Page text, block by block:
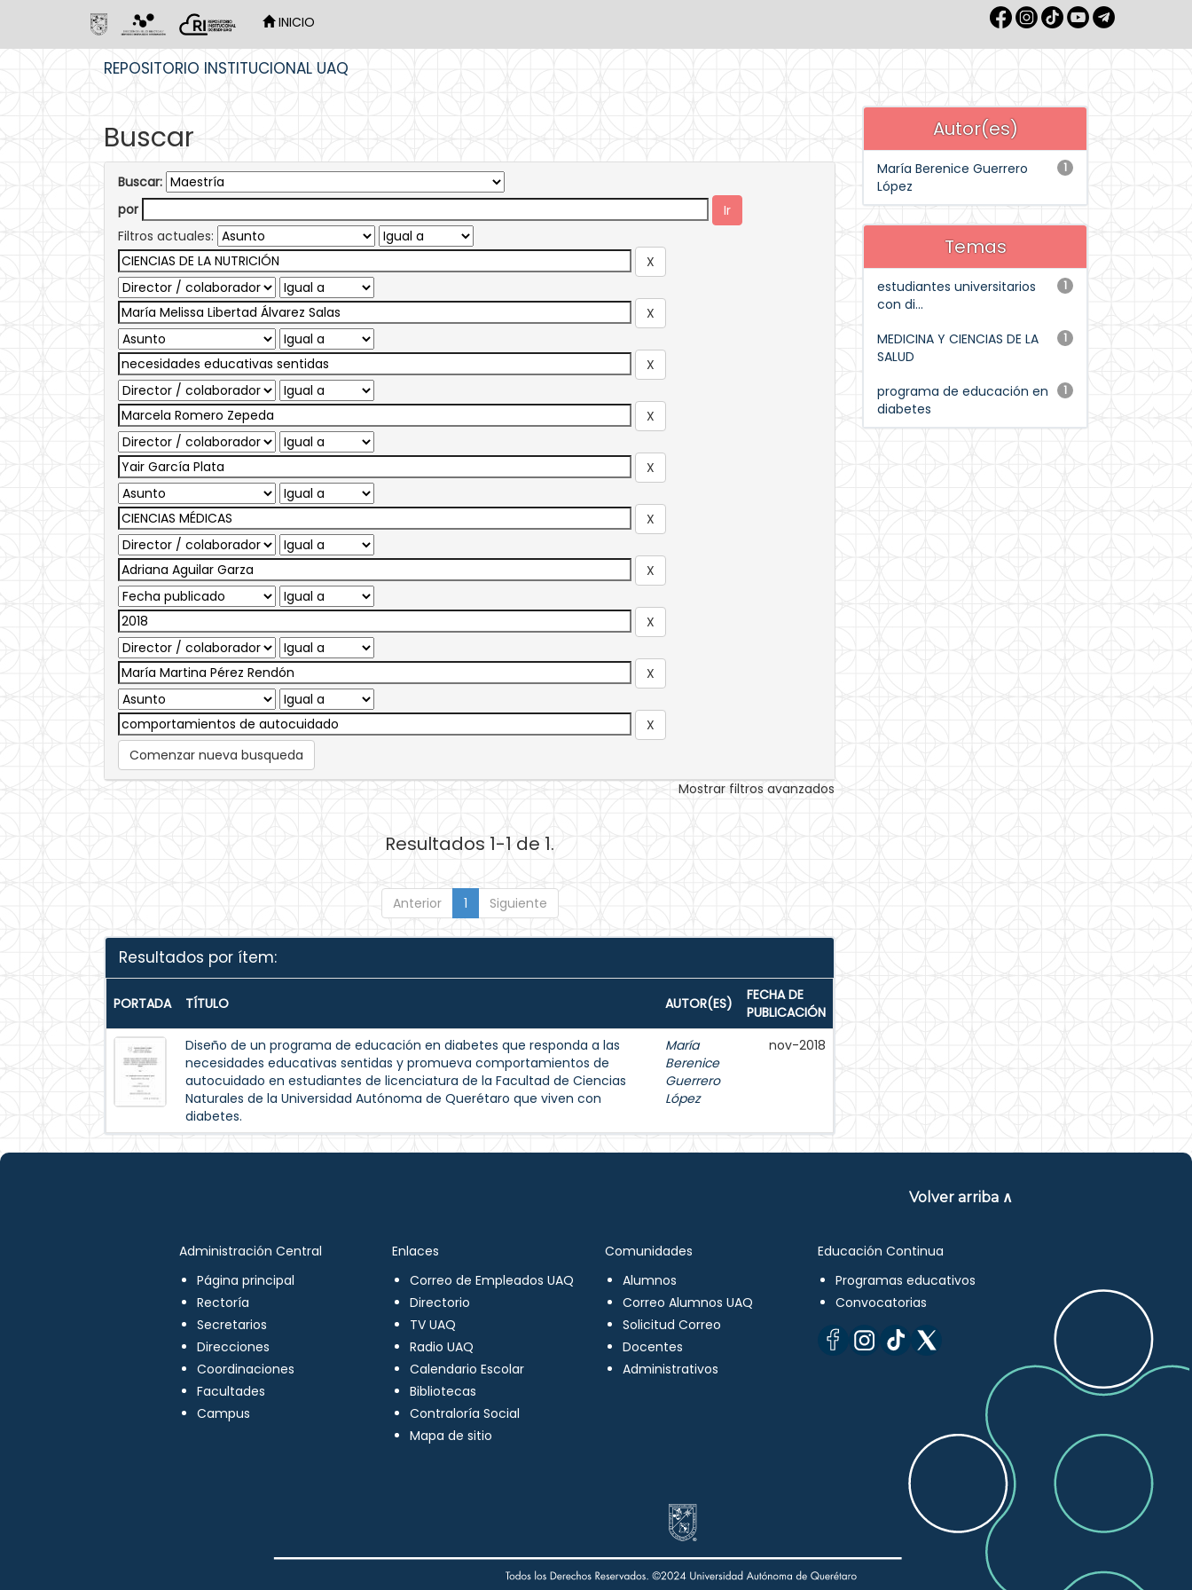
INICIO
REPOSITORIO INSTITUCIONAL UAQ
Buscar
Buscar:
por
Filtros actuales:
Comenzar nueva busqueda
Mostrar filtros avanzados
Resultados 1-1 de 1.
Anterior 1 Siguiente
Resultados por ítem:
PORTADA TÍTULO AUTOR(ES)
FECHA DE
PUBLICACIÓN
Diseño de un programa de educación en diabetes que responda a las
necesidades educativas sentidas y promueva comportamientos de
autocuidado en estudiantes de licenciatura de la Facultad de Ciencias
Naturales de la Universidad Autónoma de Querétaro que viven con
diabetes.
María
Berenice
Guerrero
López
nov-2018
Autor(es)
1
María Berenice Guerrero
López
Temas
1
estudiantes universitarios
con di...
1
MEDICINA Y CIENCIAS DE LA
SALUD
1
programa de educación en
diabetes
Volver arriba ∧
Administración Central
Página principal
Rectoría
Secretarios
Direcciones
Coordinaciones
Facultades
Campus
Enlaces
Correo de Empleados UAQ
Directorio
TV UAQ
Radio UAQ
Calendario Escolar
Bibliotecas
Contraloría Social
Mapa de sitio
Comunidades
Alumnos
Correo Alumnos UAQ
Solicitud Correo
Docentes
Administrativos
Educación Continua
Programas educativos
Convocatorias